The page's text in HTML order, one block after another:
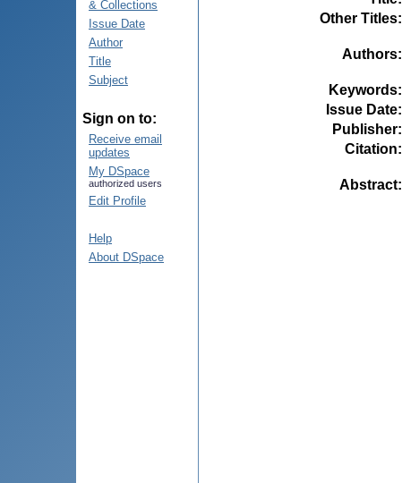
& Collections
Issue Date
Author
Title
Subject
Sign on to:
Receive email
updates
My DSpace
authorized users
Edit Profile
Help
About DSpace
Other Titles:
Authors:
Keywords:
Issue Date:
Publisher:
Citation:
Abstract: